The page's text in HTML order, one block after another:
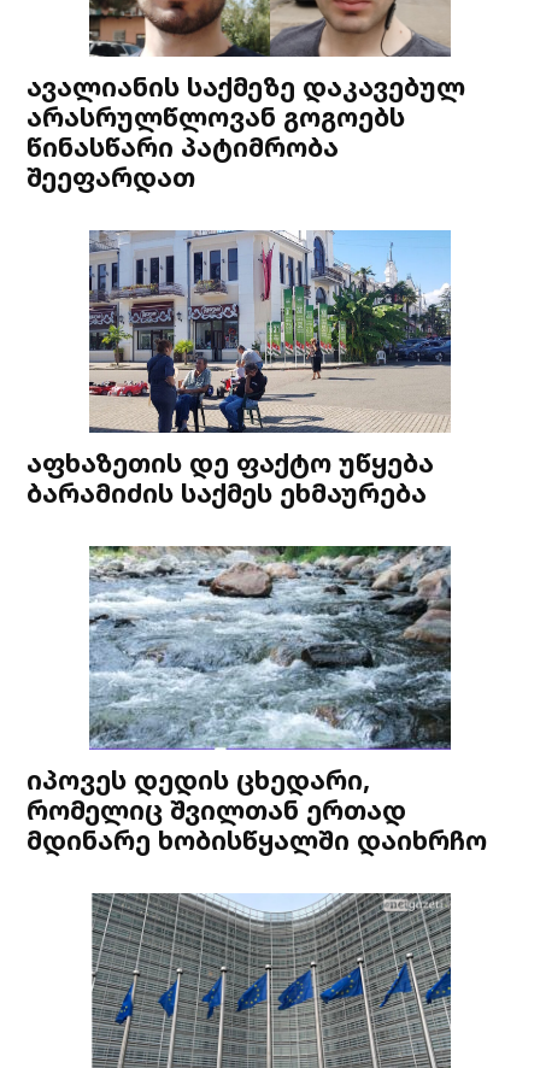
ავალიანის საქმეზე დაკავებულ
არასრულწლოვან გოგოებს
წინასწარი პატიმრობა
შეეფარდათ
აფხაზეთის დე ფაქტო უწყება
ბარამიძის საქმეს ეხმაურება
იპოვეს დედის ცხედარი,
რომელიც შვილთან ერთად
მდინარე ხობისწყალში დაიხრჩო